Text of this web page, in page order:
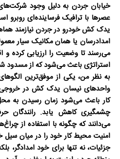
خیابان جردن به دلیل وجود
عصرها با ترافیک فرساینده‌ای
یدک کش خودرو در جردننیازمند
امدادرسان یا همانمکانیک سیار
می‌رسند تا وضعیت را ارزیابی کرده و
استراتژی باعث می‌شود که از مسدود
به نظر من، یکی از موفق‌ترین
واحدهاینیسان یدک کش در
کار باعث می‌شود زمان رسیدن به
چشمگیری کاهش یابد. رانندگان
می‌دانند که چگونه با استفاده از
امنیت محیط کار خود را در میان سیل
جزئیات، نه تنها برای خود امدادگر،